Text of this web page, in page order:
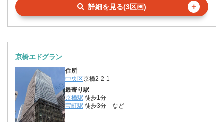
詳細を見る(3区画) ＋
京橋エドグラン
住所
中央区京橋2-2-1
最寄り駅
京橋駅 徒歩1分
宝町駅 徒歩3分 など